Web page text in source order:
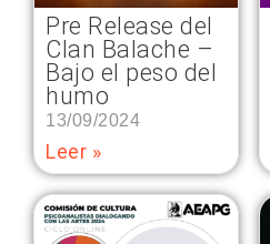
Pre Release del
Clan Balache –
Bajo el peso del
humo
13/09/2024
Leer »